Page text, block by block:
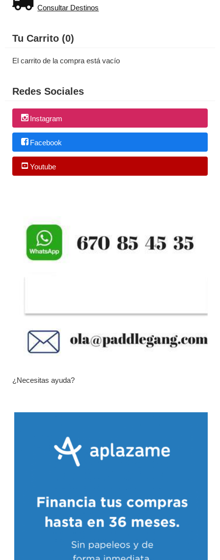
Consultar Destinos
Tu Carrito (0)
El carrito de la compra está vacío
Redes Sociales
Instagram
Facebook
Youtube
¿Necesitas ayuda?